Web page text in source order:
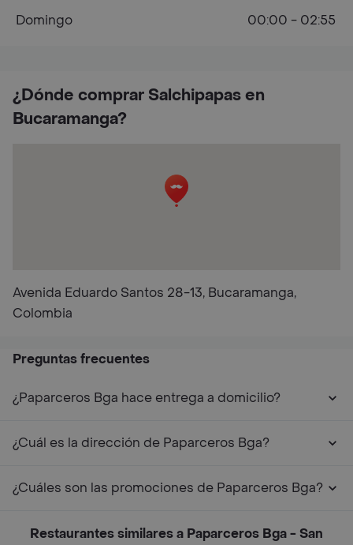
¿Dónde comprar Salchipapas en
Bucaramanga?
Avenida Eduardo Santos 28-13, Bucaramanga,
Colombia
Domingo
00:00 - 02:55
Preguntas frecuentes
¿Paparceros Bga hace entrega a domicilio?
¿Cuál es la dirección de Paparceros Bga?
¿Cuáles son las promociones de Paparceros Bga?
Restaurantes similares a Paparceros Bga - San